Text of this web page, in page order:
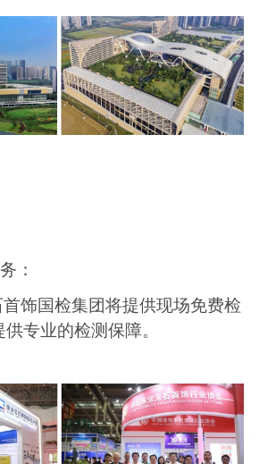
：
国检集团将提供现场免费检
专业的检测保障。